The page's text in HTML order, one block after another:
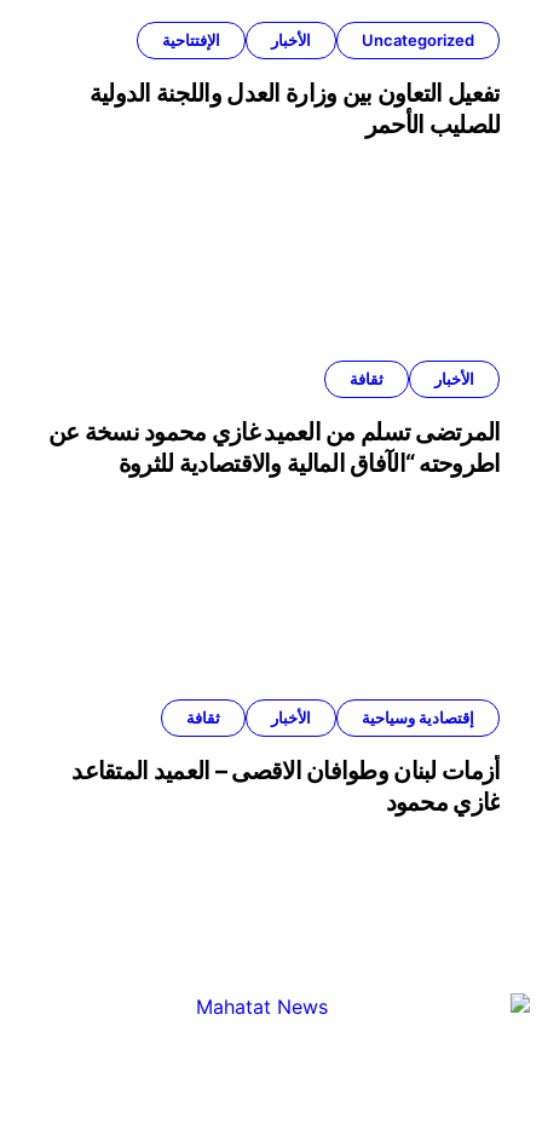
Uncategorized الأخبار الإفتتاحية
تفعيل التعاون بين وزارة العدل واللجنة الدولية
للصليب الأحمر
الأخبار ثقافة
المرتضى تسلم من العميد غازي محمود نسخة عن
اطروحته “الآفاق المالية والاقتصادية للثروة
إقتصادية وسياحية الأخبار ثقافة
أزمات لبنان وطوافان الاقصى – العميد المتقاعد
غازي محمود